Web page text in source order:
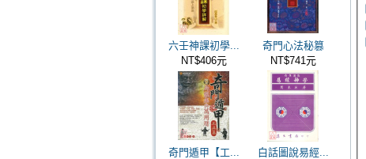
六壬神課初學...
NT$406元
奇門心法秘篡
NT$741元
奇門遁甲【工...
白話圖說易經...